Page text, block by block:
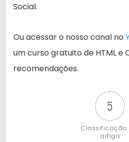
Social.
Ou acessar o nosso canal no
um curso gratuito de HTML e
recomendações.
5
Classificação
artigo